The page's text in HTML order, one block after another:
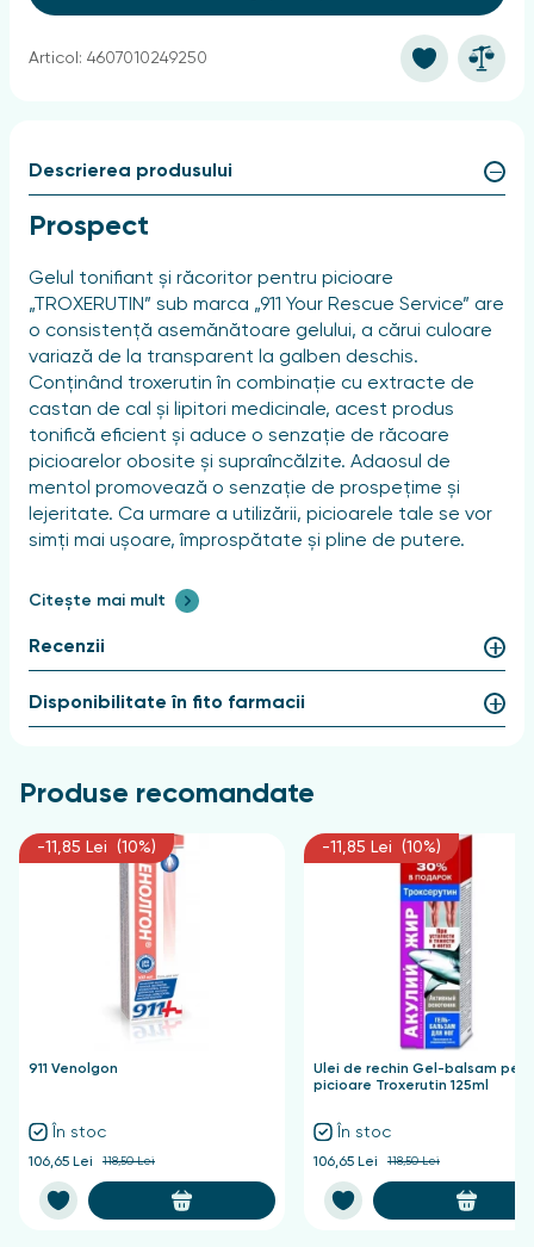
Articol: 4607010249250
Descrierea produsului
Prospect
Gelul tonifiant și răcoritor pentru picioare
„TROXERUTIN” sub marca „911 Your Rescue Service” are
o consistență asemănătoare gelului, a cărui culoare
variază de la transparent la galben deschis.
Conținând troxerutin în combinație cu extracte de
castan de cal și lipitori medicinale, acest produs
tonifică eficient și aduce o senzație de răcoare
picioarelor obosite și supraîncălzite. Adaosul de
mentol promovează o senzație de prospețime și
lejeritate. Ca urmare a utilizării, picioarele tale se vor
simți mai ușoare, împrospătate și pline de putere.
Instructiuni de utilizare si doze
Aplicați o cantitate mică de gel cu mișcări ușoare de
masaj pe piele de jos în sus de 1-2 ori pe zi.
Indicatii
oboseala și tensiunea, are un efect de răcire.
Contraindicatii
Dacă aveți intoleranță individuală la anumite
componente, nu aplicați pe zonele deteriorate ale
Forma de ambalare și eliberare
Gel cosmetic pentru picioare tub 50 ml.
Citește mai mult
Recenzii
Disponibilitate în fito farmacii
Produse recomandate
-11,85 Lei (10%)
911 Venolgon
În stoc
106,65 Lei 118,50 Lei
-11,85 Lei (10%)
Ulei de rechin Gel-balsam
picioare Troxerutin 125ml
În stoc
106,65 Lei 118,50 Lei